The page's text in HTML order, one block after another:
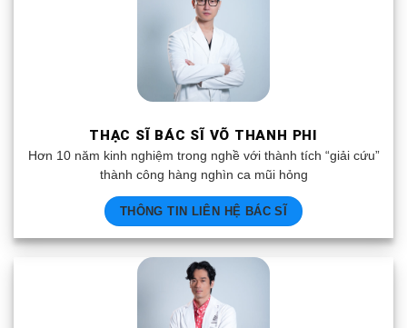
THẠC SĨ BÁC SĨ VÕ THANH PHI
Hơn 10 năm kinh nghiệm trong nghề với thành tích “giải cứu”
thành công hàng nghìn ca mũi hỏng
THÔNG TIN LIÊN HỆ BÁC SĨ